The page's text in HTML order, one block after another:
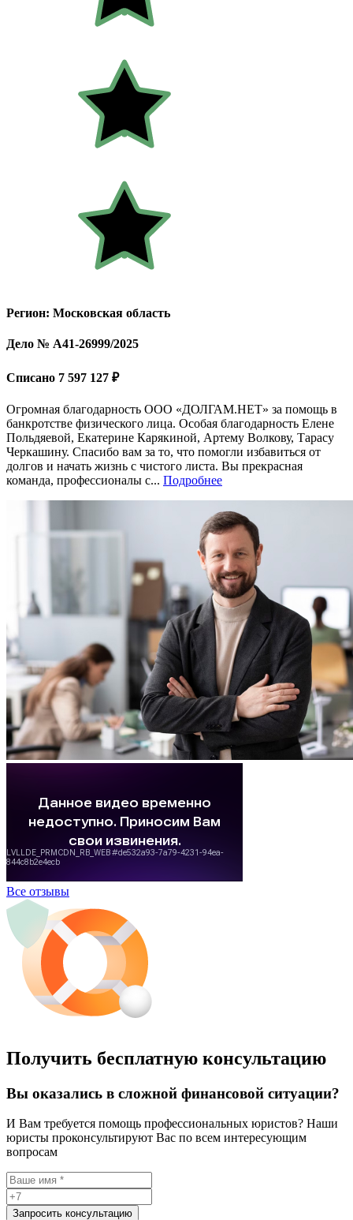
Регион: Московская область
Дело № А41-26999/2025
Списано 7 597 127 ₽
Огромная благодарность ООО «ДОЛГАМ.НЕТ» за помощь в
банкротстве физического лица. Особая благодарность Елене
Польдяевой, Екатерине Карякиной, Артему Волкову, Тарасу
Черкашину. Спасибо вам за то, что помогли избавиться от
долгов и начать жизнь с чистого листа. Вы прекрасная
команда, профессионалы с... Подробнее
Все отзывы
Получить бесплатную консультацию
Вы оказались в сложной финансовой ситуации?
И Вам требуется помощь профессиональных юристов? Наши
юристы проконсультируют Вас по всем интересующим
вопросам
Запросить консультацию